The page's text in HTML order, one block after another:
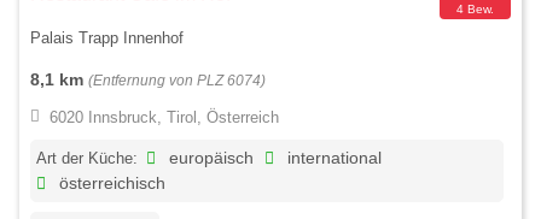
4 Bew.
Palais Trapp Innenhof
8,1 km (Entfernung von PLZ 6074)
6020 Innsbruck, Tirol, Österreich
Art der Küche: europäisch
international
österreichisch